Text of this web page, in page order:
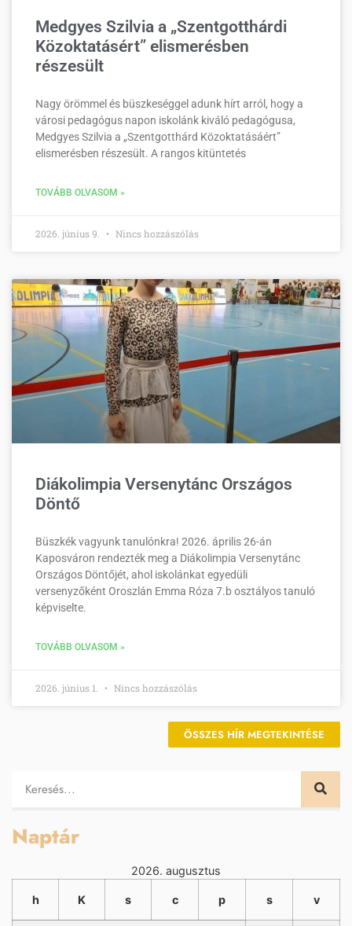
Medgyes Szilvia a „Szentgotthárdi
Közoktatásért” elismerésben
részesült
Nagy örömmel és büszkeséggel adunk hírt arról, hogy a
városi pedagógus napon iskolánk kiváló pedagógusa,
Medgyes Szilvia a „Szentgotthárd Közoktatásáért”
elismerésben részesült. A rangos kitüntetés
TOVÁBB OLVASOM »
2026. június 9. Nincs hozzászólás
Diákolimpia Versenytánc Országos
Döntő
Büszkék vagyunk tanulónkra! 2026. április 26-án
Kaposváron rendezték meg a Diákolimpia Versenytánc
Országos Döntőjét, ahol iskolánkat egyedüli
versenyzőként Oroszlán Emma Róza 7.b osztályos tanuló
képviselte.
TOVÁBB OLVASOM »
2026. június 1. Nincs hozzászólás
ÖSSZES HÍR MEGTEKINTÉSE
Naptár
2026. augusztus
h K s c p s v